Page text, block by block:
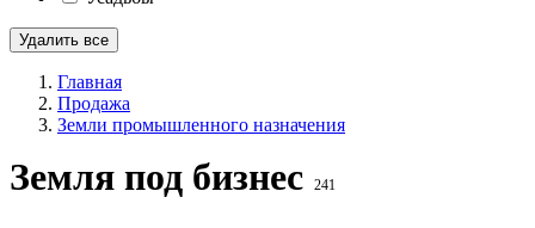
Удалить все
Главная
Продажа
Земли промышленного назначения
Земля под бизнес 241